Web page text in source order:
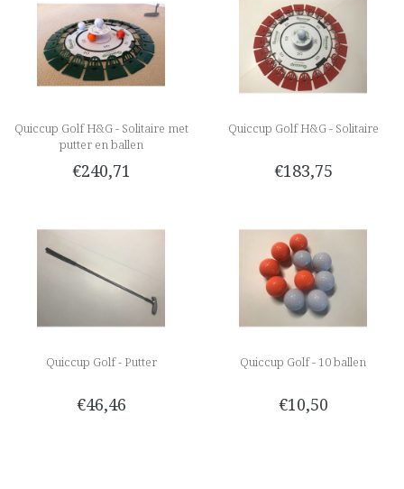
Quiccup Golf H&G - Solitaire met
putter en ballen
€240,71
Quiccup Golf H&G - Solitaire
€183,75
Quiccup Golf - Putter
€46,46
Quiccup Golf - 10 ballen
€10,50